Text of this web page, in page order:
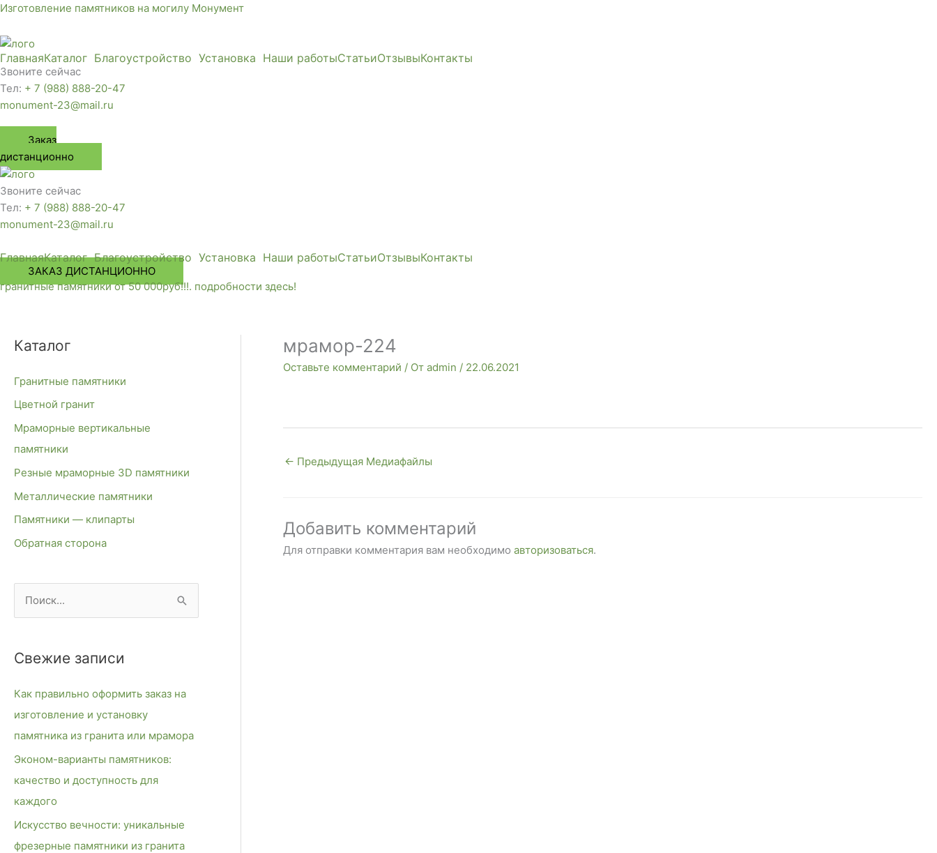
Перейти
содержимому
Изготовление памятников на могилу Монумент
ГлавнаяКаталог Благоустройство Установка Наши работыСтатьиОтзывыКонтакты
Звоните сейчас
Тел: + 7 (988) 888-20-47
monument-23@mail.ru
Заказ
дистанционно
Звоните сейчас
Тел: + 7 (988) 888-20-47
monument-23@mail.ru
ГлавнаяКаталог Благоустройство Установка Наши работыСтатьиОтзывыКонтакты
ЗАКАЗ ДИСТАНЦИОННО
гранитные памятники от 50 000руб!!!. подробности здесь!
Каталог
Гранитные памятники
Цветной гранит
Мраморные вертикальные
памятники
Резные мраморные 3D памятники
Металлические памятники
Памятники — клипарты
Обратная сторона
с
к
Свежие записи
Как правильно оформить заказ на
изготовление и установку
памятника из гранита или мрамора
Эконом-варианты памятников:
качество и доступность для
каждого
Искусство вечности: уникальные
фрезерные памятники из гранита
мрамор-224
Оставьте комментарий / От admin / 22.06.2021
← Предыдущая Медиафайлы
Добавить комментарий
Для отправки комментария вам необходимо авторизоваться.